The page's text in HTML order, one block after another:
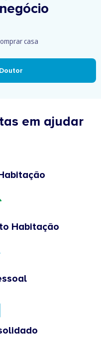
casa
em ajudar
Habitação